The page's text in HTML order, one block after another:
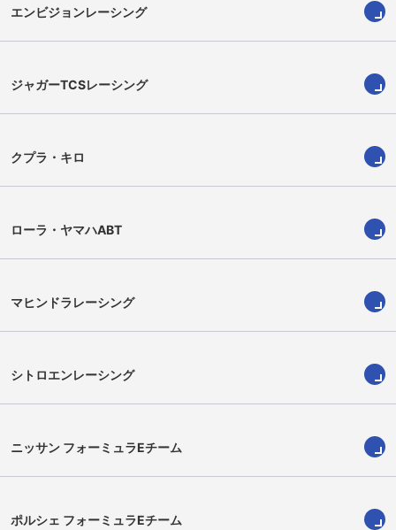
エンビジョンレーシング
ジャガーTCSレーシング
クプラ・キロ
ローラ・ヤマハABT
マヒンドラレーシング
シトロエンレーシング
ニッサン フォーミュラEチーム
ポルシェ フォーミュラEチーム